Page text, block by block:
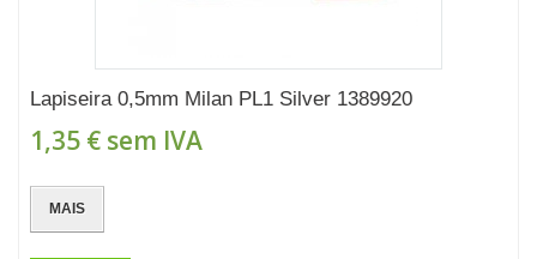
Lapiseira 0,5mm Milan PL1 Silver 1389920
1,35 € sem IVA
MAIS